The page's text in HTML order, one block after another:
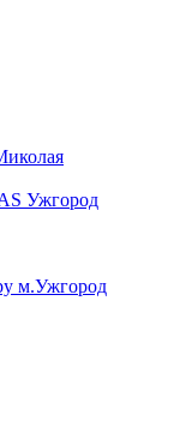
Ужгород
м.Ужгород